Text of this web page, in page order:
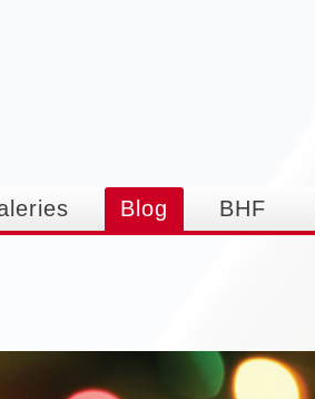
Blog BHF